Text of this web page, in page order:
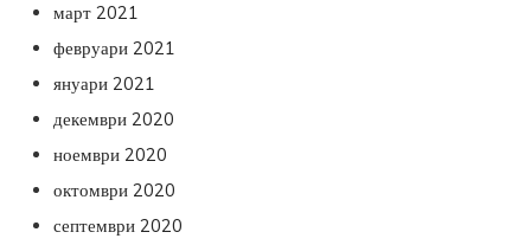
март 2021
февруари 2021
януари 2021
декември 2020
ноември 2020
октомври 2020
септември 2020